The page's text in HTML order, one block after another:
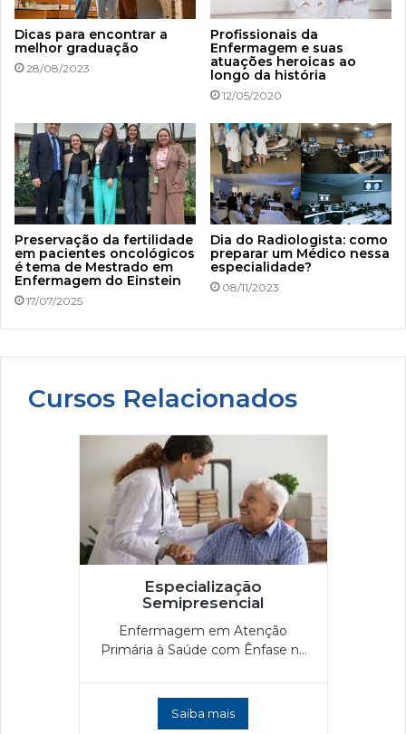
Dicas para encontrar a
melhor graduação
28/08/2023
Profissionais da
Enfermagem e suas
atuações heroicas ao
longo da história
12/05/2020
Preservação da fertilidade
em pacientes oncológicos
é tema de Mestrado em
Enfermagem do Einstein
17/07/2025
Dia do Radiologista: como
preparar um Médico nessa
especialidade?
08/11/2023
Cursos Relacionados
Especialização
Semipresencial
Enfermagem em Atenção
Primária à Saúde com Ênfase na
Saiba mais